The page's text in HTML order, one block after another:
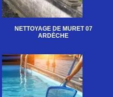
NETTOYAGE DE MURET 07
ARDÈCHE